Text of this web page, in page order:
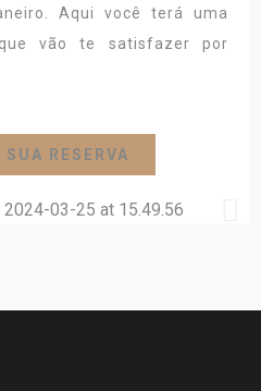
Aqui você terá uma
vão te satisfazer por
SUA RESERVA